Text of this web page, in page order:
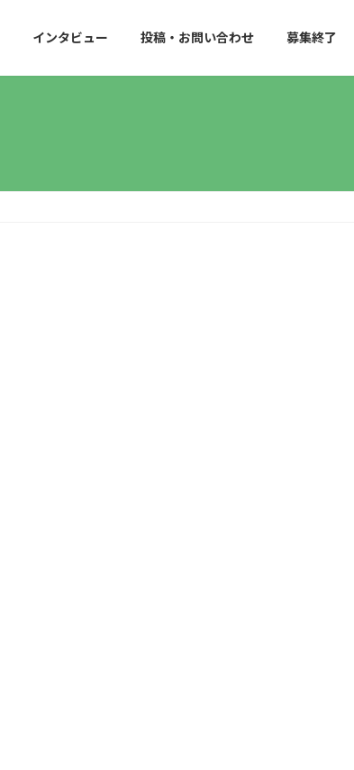
インタビュー 投稿・お問い合わせ 募集終了